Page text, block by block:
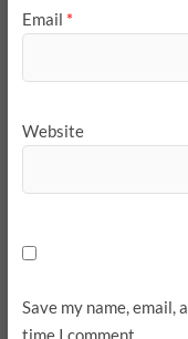
Email *
Website
Save my name,
time I comment.